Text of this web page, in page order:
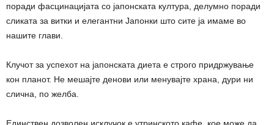
поради фасцинацијата со јапонската култура, делумно поради
сликата за витки и елегантни Јапонки што сите ја имаме во
нашите глави.
Клучот за успехот на јапонската диета е строго придржување
кон планот. Не мешајте денови или менувајте храна, дури ни
слична, по желба.